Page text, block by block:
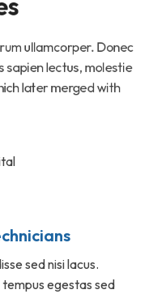
ullamcorper. Donec
sapien lectus, molestie
later merged with
sed nisi lacus.
egestas sed